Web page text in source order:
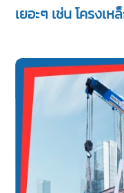
เยอะๆ เช่น โครงเ